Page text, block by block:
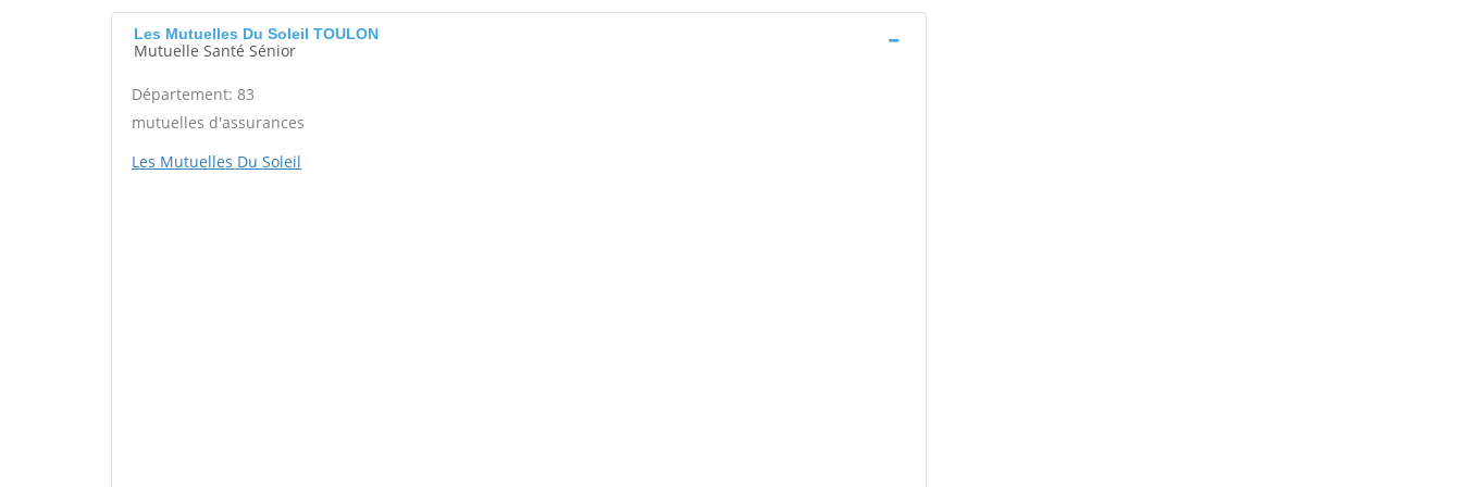
Les Mutuelles Du Soleil TOULON
Mutuelle Santé Sénior
Département: 83
mutuelles d'assurances
Les Mutuelles Du Soleil